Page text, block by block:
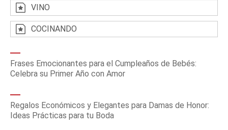
VINO
COCINANDO
Frases Emocionantes para el Cumpleaños de Bebés:
Celebra su Primer Año con Amor
Regalos Económicos y Elegantes para Damas de Honor:
Ideas Prácticas para tu Boda